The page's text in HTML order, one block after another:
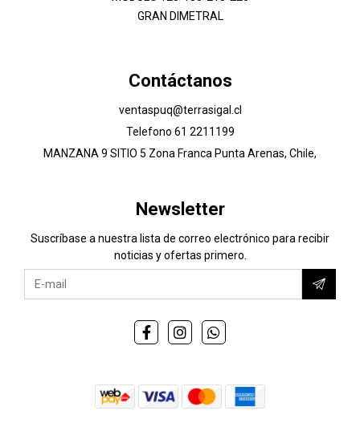
GRAN DIMETRAL
Contáctanos
ventaspuq@terrasigal.cl
Telefono 61 2211199
MANZANA 9 SITIO 5 Zona Franca Punta Arenas, Chile,
Newsletter
Suscríbase a nuestra lista de correo electrónico para recibir
noticias y ofertas primero.